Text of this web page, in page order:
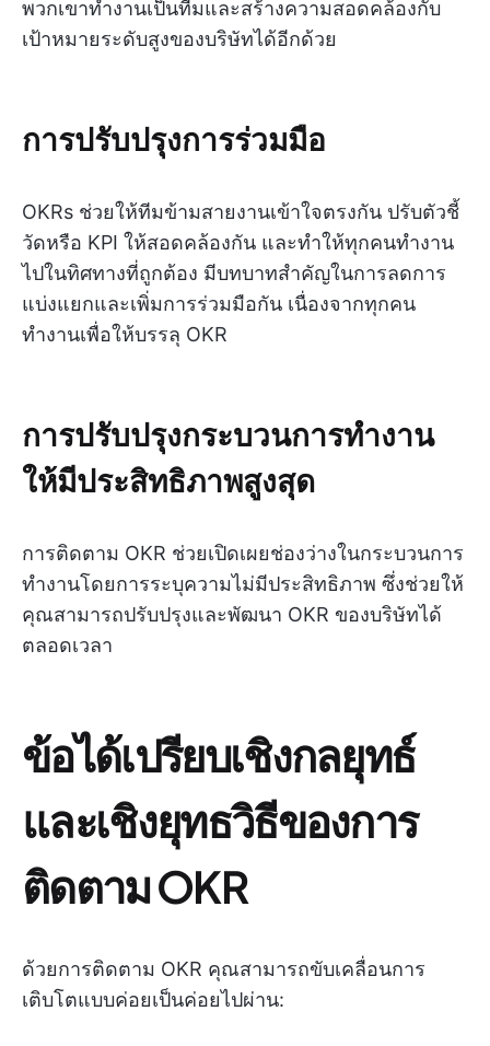
พวกเขาทำงานเป็นทีมและสร้างความสอดคล้องกับ
เป้าหมายระดับสูงของบริษัทได้อีกด้วย
การปรับปรุงการร่วมมือ
OKRs ช่วยให้ทีมข้ามสายงานเข้าใจตรงกัน ปรับตัวชี้
วัดหรือ KPI ให้สอดคล้องกัน และทำให้ทุกคนทำงาน
ไปในทิศทางที่ถูกต้อง มีบทบาทสำคัญในการลดการ
แบ่งแยกและเพิ่มการร่วมมือกัน เนื่องจากทุกคน
ทำงานเพื่อให้บรรลุ OKR
การปรับปรุงกระบวนการทำงาน
ให้มีประสิทธิภาพสูงสุด
การติดตาม OKR ช่วยเปิดเผยช่องว่างในกระบวนการ
ทำงานโดยการระบุความไม่มีประสิทธิภาพ ซึ่งช่วยให้
คุณสามารถปรับปรุงและพัฒนา OKR ของบริษัทได้
ตลอดเวลา
ข้อได้เปรียบเชิงกลยุทธ์
และเชิงยุทธวิธีของการ
ติดตาม OKR
ด้วยการติดตาม OKR คุณสามารถขับเคลื่อนการ
เติบโตแบบค่อยเป็นค่อยไปผ่าน: